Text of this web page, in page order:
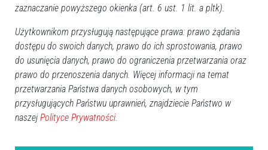
zaznaczanie powyższego okienka (art. 6 ust. 1 lit. a pltk).
Użytkownikom przysługują następujące prawa: prawo żądania
dostępu do swoich danych, prawo do ich sprostowania, prawo
do usunięcia danych, prawo do ograniczenia przetwarzania oraz
prawo do przenoszenia danych. Więcej informacji na temat
przetwarzania Państwa danych osobowych, w tym
przysługujących Państwu uprawnień, znajdziecie Państwo w
naszej Polityce Prywatności.